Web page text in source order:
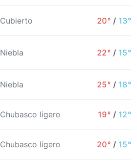
Cubierto 20° / 13°
Niebla 22° / 15°
Niebla 25° / 18°
Chubasco ligero 19° / 12°
Chubasco ligero 20° / 15°